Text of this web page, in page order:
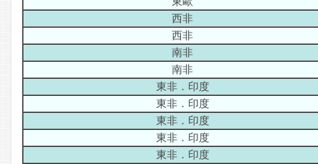
西非
西非
南非
南非
東非．印度
東非．印度
東非．印度
東非．印度
東非．印度